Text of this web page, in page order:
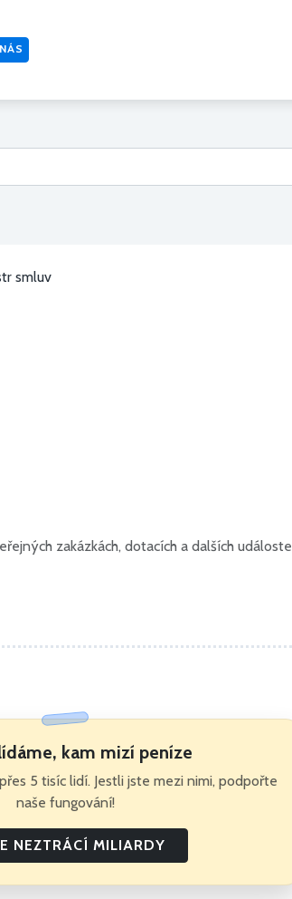
smluv
zakázkách, dotacích a dalších
kam mizí peníze
5 tisíc lidí. Jestli jste mezi nimi, podpořte
naše fungování!
NEZTRÁCÍ MILIARDY